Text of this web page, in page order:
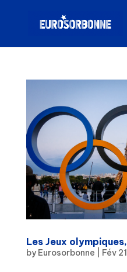
Les Jeux
by Eurosorbonne Fév